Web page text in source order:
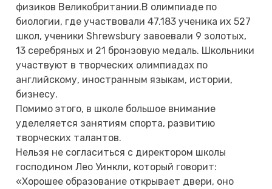
физиков Великобритании.В олимпиаде по
биологии, где участвовали 47.183 ученика их 527
школ, ученики Shrewsbury завоевали 9 золотых,
13 серебряных и 21 бронзовую медаль. Школьники
участвуют в творческих олимпиадах по
английскому, иностранным языкам, истории,
бизнесу.
Помимо этого, в школе большое внимание
уделеляется занятиям спорта, развитию
творческих талантов.
Нельзя не согласиться с директором школы
господином Лео Уинкли, который говорит:
«Хорошее образование открывает двери, оно